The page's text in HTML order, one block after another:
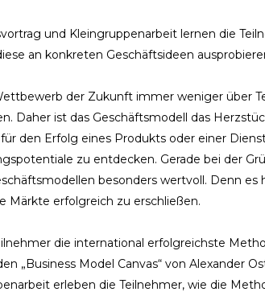
und Kleingruppenarbeit lernen die
an konkreten Geschäftsideen
der Zukunft immer weniger über
Daher ist das Geschäftsmodell das
den Erfolg eines Produkts oder einer
zu entdecken. Gerade bei der
besonders wertvoll. Denn es
Märkte erfolgreich zu erschließen.
die international erfolgreichste
„Business Model Canvas“ von Alexander
erleben die Teilnehmer, wie die